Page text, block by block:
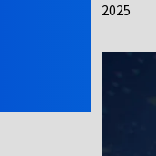
2025